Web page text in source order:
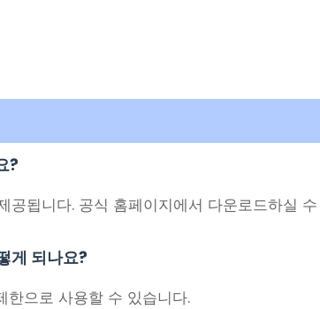
?
공됩니다. 공식 홈페이지에서 다운로드하실
게 되나요?
으로 사용할 수 있습니다.